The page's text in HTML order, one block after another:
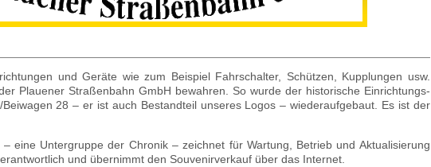
und Geräte wie zum Beispiel Fahrschalter, Schützen, Kupplungen usw.
Plauener Straßenbahn GmbH bewahren. So wurde der historische Einrichtungs-
28 – er ist auch Bestandteil unseres Logos – wiederaufgebaut. Es ist der
eine Untergruppe der Chronik – zeichnet für Wartung, Betrieb und Aktualisierung
und übernimmt den Souvenirverkauf über das Internet.